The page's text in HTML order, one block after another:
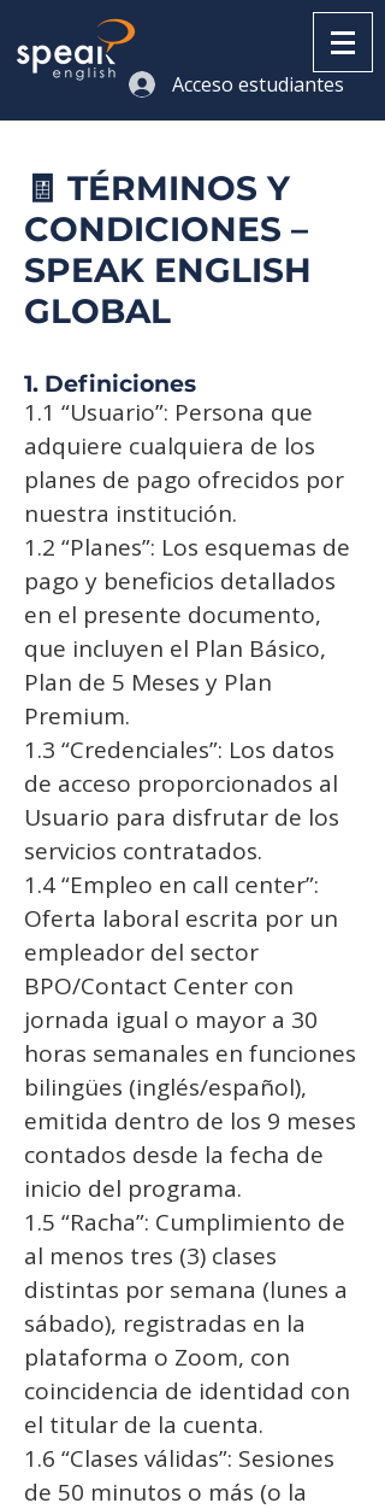
Acceso estudiantes
🧾 TÉRMINOS Y
CONDICIONES –
SPEAK ENGLISH
GLOBAL
1. Definiciones
1.1 “Usuario”: Persona que
adquiere cualquiera de los
planes de pago ofrecidos por
nuestra institución.
1.2 “Planes”: Los esquemas de
pago y beneficios detallados
en el presente documento,
que incluyen el Plan Básico,
Plan de 5 Meses y Plan
Premium.
1.3 “Credenciales”: Los datos
de acceso proporcionados al
Usuario para disfrutar de los
servicios contratados.
1.4 “Empleo en call center”:
Oferta laboral escrita por un
empleador del sector
BPO/Contact Center con
jornada igual o mayor a 30
horas semanales en funciones
bilingües (inglés/español),
emitida dentro de los 9 meses
contados desde la fecha de
inicio del programa.
1.5 “Racha”: Cumplimiento de
al menos tres (3) clases
distintas por semana (lunes a
sábado), registradas en la
plataforma o Zoom, con
coincidencia de identidad con
el titular de la cuenta.
1.6 “Clases válidas”: Sesiones
de 50 minutos o más (o la